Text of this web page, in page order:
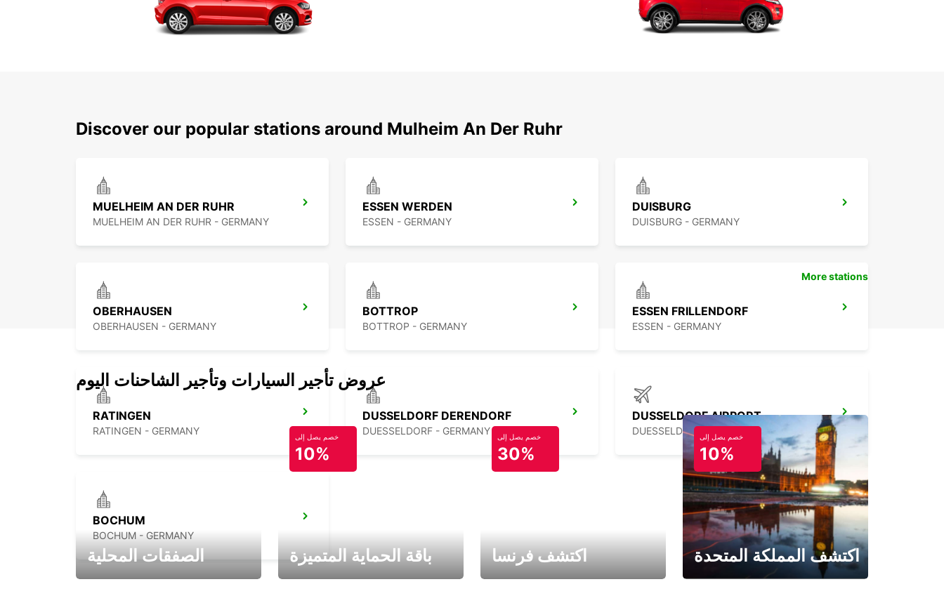
Discover our popular stations around Mulheim An Der Ruhr
MUELHEIM AN DER RUHR
MUELHEIM AN DER RUHR - GERMANY
ESSEN WERDEN
ESSEN - GERMANY
DUISBURG
DUISBURG - GERMANY
OBERHAUSEN
OBERHAUSEN - GERMANY
BOTTROP
BOTTROP - GERMANY
ESSEN FRILLENDORF
ESSEN - GERMANY
RATINGEN
RATINGEN - GERMANY
DUSSELDORF DERENDORF
DUESSELDORF - GERMANY
DUSSELDORF AIRPORT
DUESSELDORF - GERMANY
BOCHUM
BOCHUM - GERMANY
More stations
عروض تأجير السيارات وتأجير الشاحنات اليوم
الصفقات المحلية
خصم يصل إلى
10%
باقة الحماية المتميزة
خصم يصل إلى
30%
اكتشف فرنسا
خصم يصل إلى
10%
اكتشف المملكة المتحدة